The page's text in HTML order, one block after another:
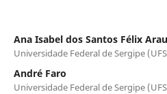
Ana Isabel dos Santos Félix
Universidade Federal de Sergipe
André Faro
Universidade Federal de Sergipe